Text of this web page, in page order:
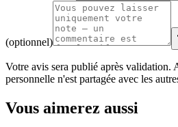
(optionnel)
Votre avis sera publié après validation.
personnelle n'est partagée avec les
Vous aimerez aussi